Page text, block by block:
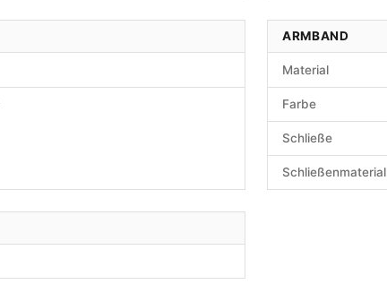
ARMBAND
Material
Farbe
Schließe
Schließenmaterial